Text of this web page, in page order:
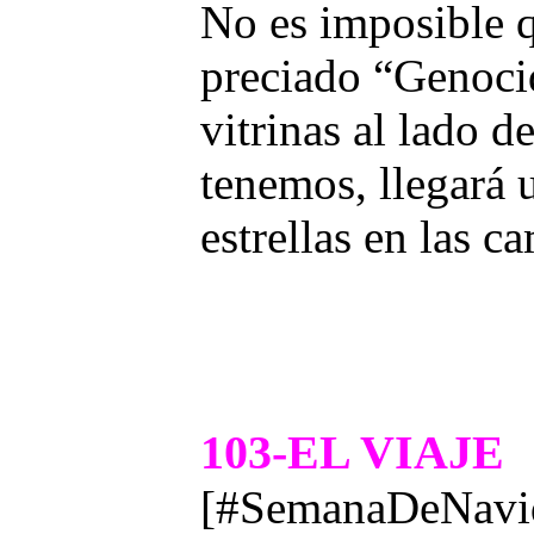
No es imposible
preciado
vitrinas al lado
tenemos, llegará
estrellas en las
103-EL VIAJE